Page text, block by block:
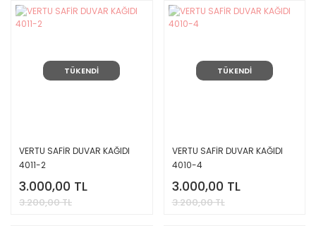
TÜKENDİ
VERTU SAFİR DUVAR KAĞIDI
4011-2
3.000,00 TL
3.200,00 TL
TÜKENDİ
VERTU SAFİR DUVAR KAĞIDI
4010-4
3.000,00 TL
3.200,00 TL